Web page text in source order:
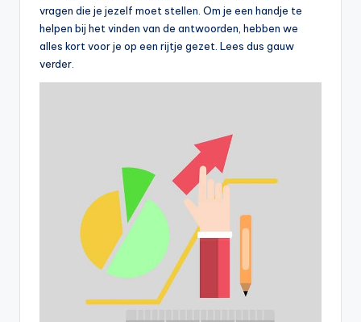
vragen die je jezelf moet stellen. Om je een handje te
helpen bij het vinden van de antwoorden, hebben we
alles kort voor je op een rijtje gezet. Lees dus gauw
verder.